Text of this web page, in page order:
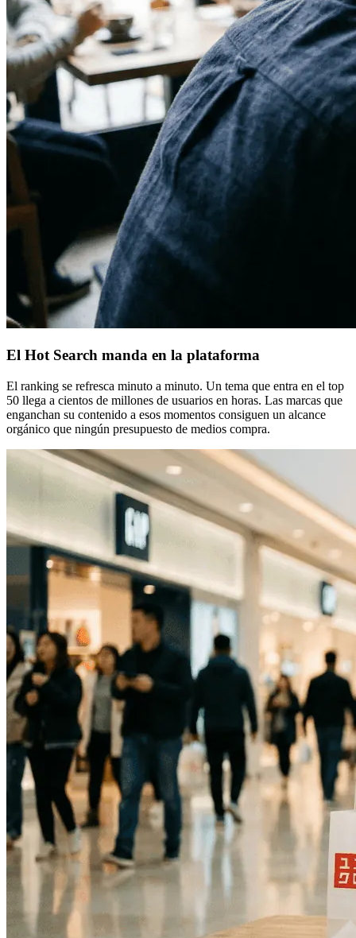
El Hot Search manda en la plataforma
El ranking se refresca minuto a minuto. Un tema que entra en el top
50 llega a cientos de millones de usuarios en horas. Las marcas que
enganchan su contenido a esos momentos consiguen un alcance
orgánico que ningún presupuesto de medios compra.